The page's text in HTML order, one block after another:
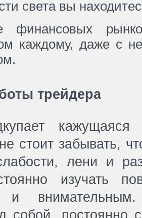
света вы
финансовых
каждому, даже с
трейдера
стоит забывать,
лени и
изучать
и
собой, постоянно